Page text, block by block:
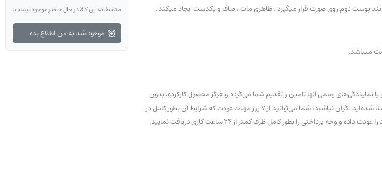
پوست دوم روی صورت قرار میگیرد . ظاهری مات ، صاف و یکدست ایجاد میکند .
نمایندگی‌های رسمی آنها تامین و تقدیم شما می‌گردد و هرگز محصول کارکرده، بدون
تاریخ و یا تقلبی با عناوین درجه یک و… در این فروشگاه عرضه نشده و نخواهد شد. اگر به تازگی با ما آشنا شده‌اید نگران نباشید، شما می‌توانید از 7 روز مهلت عودت که شرایط آن بطور کامل در
را بطور کامل ظرف کمتر از ۲۴ ساعت کاری دریافت نمایید.
متاسفانه این کالا در حال حاضر موجود نیست.
موجود شد به من اطلاع بده